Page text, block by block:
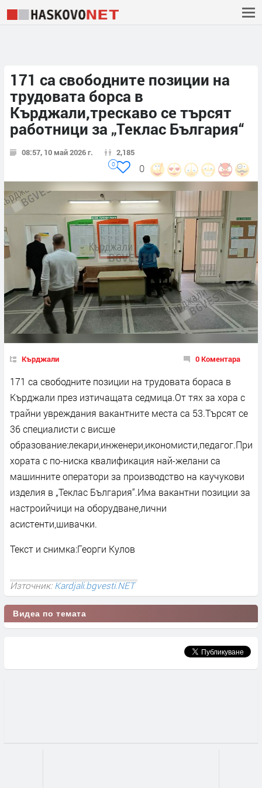
171 са свободните позиции на
трудовата борса в
Кърджали,трескаво се търсят
работници за „Теклас България“
08:57, 10 май 2026 г. 2,185
0
0
Кърджали 0 Коментара
171 са свободните позиции на трудовата бораса в
Кърджали през изтичащата седмица.От тях за хора с
трайни увреждания вакантните места са 53.Търсят се
36 специалисти с висше
образование:лекари,инженери,икономисти,педагог.При
хората с по-ниска квалификация най-желани са
машинните оператори за производство на каучукови
изделия в „Теклас България“.Има вакантни позиции за
настроийчици на оборудване,лични
асистенти,шивачки.
Текст и снимка:Георги Кулов
Източник:Kardjali.bgvesti.NET
Видеа по темата